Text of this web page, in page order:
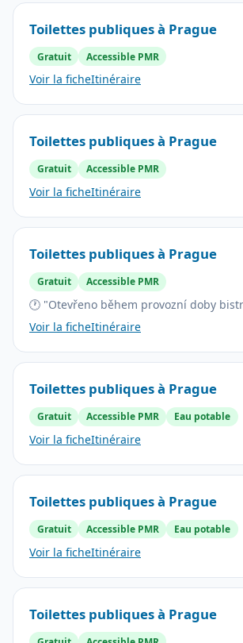
Toilettes publiques à Prague
Gratuit Accessible PMR
Voir la ficheItinéraire
Toilettes publiques à Prague
Gratuit Accessible PMR
Voir la ficheItinéraire
Toilettes publiques à Prague
Gratuit Accessible PMR
🕐 "Otevřeno během provozní doby
Voir la ficheItinéraire
Toilettes publiques à Prague
Gratuit Accessible PMR Eau potable
Voir la ficheItinéraire
Toilettes publiques à Prague
Gratuit Accessible PMR Eau potable
Voir la ficheItinéraire
Toilettes publiques à Prague